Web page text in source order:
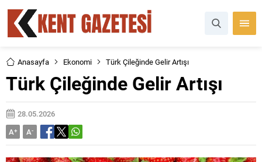
Anasayfa Ekonomi Türk Çileğinde Gelir Artışı
Türk Çileğinde Gelir Artışı
28.05.2026
A+ A-